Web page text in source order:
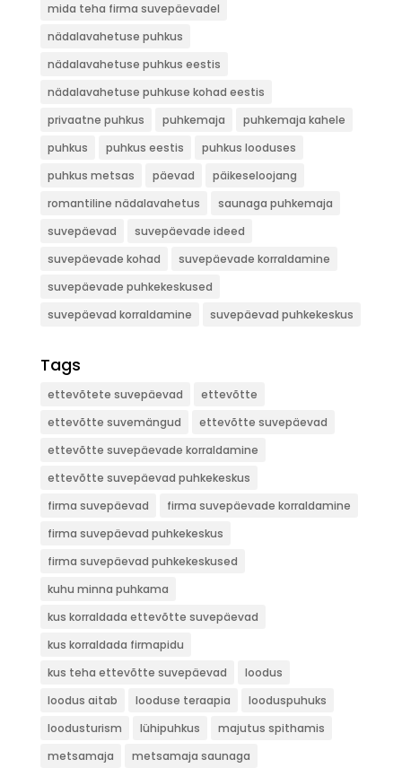
mida teha firma suvepäevadel
nädalavahetuse puhkus
nädalavahetuse puhkus eestis
nädalavahetuse puhkuse kohad eestis
privaatne puhkus
puhkemaja
puhkemaja kahele
puhkus
puhkus eestis
puhkus looduses
puhkus metsas
päevad
päikeseloojang
romantiline nädalavahetus
saunaga puhkemaja
suvepäevad
suvepäevade ideed
suvepäevade kohad
suvepäevade korraldamine
suvepäevade puhkekeskused
suvepäevad korraldamine
suvepäevad puhkekeskus
Tags
ettevõtete suvepäevad
ettevõtte
ettevõtte suvemängud
ettevõtte suvepäevad
ettevõtte suvepäevade korraldamine
ettevõtte suvepäevad puhkekeskus
firma suvepäevad
firma suvepäevade korraldamine
firma suvepäevad puhkekeskus
firma suvepäevad puhkekeskused
kuhu minna puhkama
kus korraldada ettevõtte suvepäevad
kus korraldada firmapidu
kus teha ettevõtte suvepäevad
loodus
loodus aitab
looduse teraapia
looduspuhuks
loodusturism
lühipuhkus
majutus spithamis
metsamaja
metsamaja saunaga